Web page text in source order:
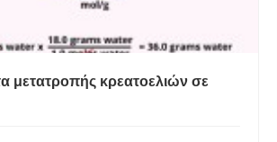
μετατροπής κρεατοελιών σε